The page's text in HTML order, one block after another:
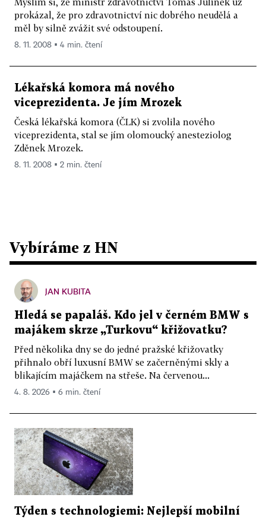
prokázal, že pro zdravotnictví nic dobrého neudělá a
měl by silně zvážit své odstoupení.
8. 11. 2008 ▪ 4 min. čtení
Lékařská komora má nového
viceprezidenta. Je jím Mrozek
Česká lékařská komora (ČLK) si zvolila nového
viceprezidenta, stal se jím olomoucký anesteziolog
Zděnek Mrozek.
8. 11. 2008 ▪ 2 min. čtení
Vybíráme z HN
JAN KUBITA
Hledá se papaláš. Kdo jel v černém BMW s
majákem skrze „Turkovu“ křižovatku?
Před několika dny se do jedné pražské křižovatky
přihnalo obří luxusní BMW se začerněnými skly a
blikajícím majáčkem na střeše. Na červenou...
4. 8. 2026 ▪ 6 min. čtení
Týden s technologiemi: Nejlepší mobilní